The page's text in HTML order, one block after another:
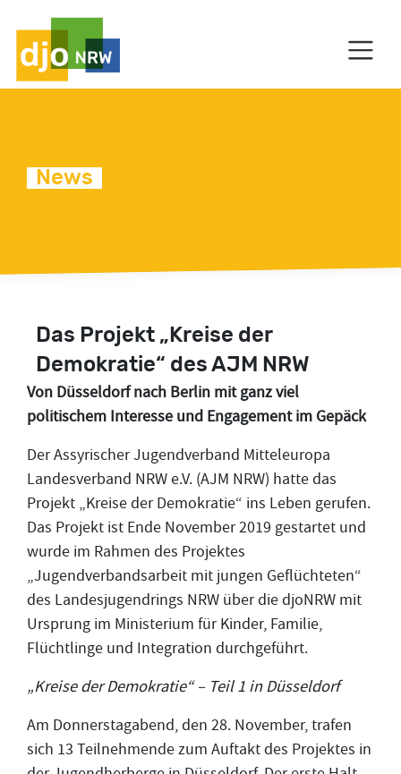
News
Das Projekt „Kreise der
Demokratie“ des AJM NRW
Von Düsseldorf nach Berlin mit ganz viel
politischem Interesse und Engagement im Gepäck
Der Assyrischer Jugendverband Mitteleuropa
Landesverband NRW e.V. (AJM NRW) hatte das
Projekt „Kreise der Demokratie“ ins Leben gerufen.
Das Projekt ist Ende November 2019 gestartet und
wurde im Rahmen des Projektes
„Jugendverbandsarbeit mit jungen Geflüchteten“
des Landesjugendrings NRW über die djoNRW mit
Ursprung im Ministerium für Kinder, Familie,
Flüchtlinge und Integration durchgeführt.
„Kreise der Demokratie“ – Teil 1 in Düsseldorf
Am Donnerstagabend, den 28. November, trafen
sich 13 Teilnehmende zum Auftakt des Projektes in